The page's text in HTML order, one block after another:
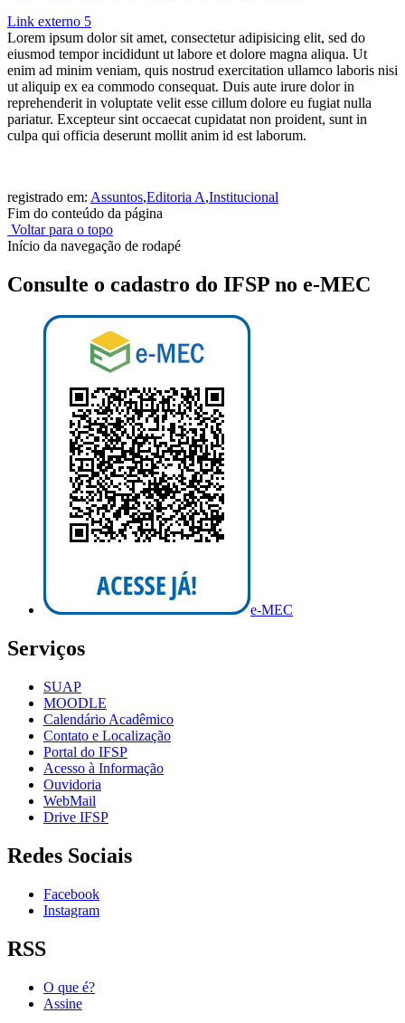
Link externo 5
Lorem ipsum dolor sit amet, consectetur adipisicing elit, sed do
eiusmod tempor incididunt ut labore et dolore magna aliqua. Ut
enim ad minim veniam, quis nostrud exercitation ullamco laboris nisi
ut aliquip ex ea commodo consequat. Duis aute irure dolor in
reprehenderit in voluptate velit esse cillum dolore eu fugiat nulla
pariatur. Excepteur sint occaecat cupidatat non proident, sunt in
culpa qui officia deserunt mollit anim id est laborum.
registrado em: Assuntos,Editoria A,Institucional
Fim do conteúdo da página
Voltar para o topo
Início da navegação de rodapé
Consulte o cadastro do IFSP no e-MEC
e-MEC
Serviços
SUAP
MOODLE
Calendário Acadêmico
Contato e Localização
Portal do IFSP
Acesso à Informação
Ouvidoria
WebMail
Drive IFSP
Redes Sociais
Facebook
Instagram
RSS
O que é?
Assine